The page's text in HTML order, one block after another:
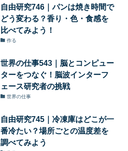
自由研究746｜パンは焼き時間で
どう変わる？香り・色・食感を
比べてみよう！
作る
世界の仕事543｜脳とコンピュー
ターをつなぐ！脳波インターフ
ェース研究者の挑戦
世界の仕事
自由研究745｜冷凍庫はどこが一
番冷たい？場所ごとの温度差を
調べてみよう